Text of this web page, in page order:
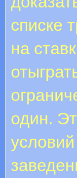
списке
на
один.